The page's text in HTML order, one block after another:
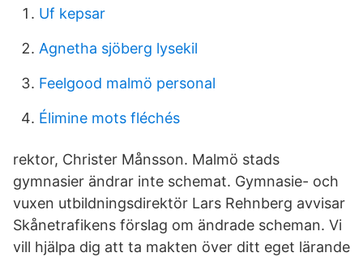
Uf kepsar
Agnetha sjöberg lysekil
Feelgood malmö personal
Élimine mots fléchés
rektor, Christer Månsson. Malmö stads
gymnasier ändrar inte schemat. Gymnasie- och
vuxen utbildningsdirektör Lars Rehnberg avvisar
Skånetrafikens förslag om ändrade scheman. Vi
vill hjälpa dig att ta makten över ditt eget lärande